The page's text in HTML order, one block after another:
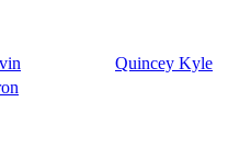
Quincey Kyle